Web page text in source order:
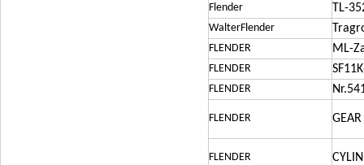
Flender TL-
WalterFlender
FLENDER ML-
FLENDER
FLENDER
FLENDER
FLENDER